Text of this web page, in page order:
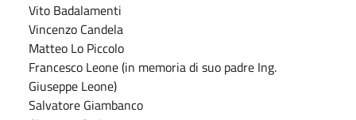
Vito Badalamenti
Vincenzo Candela
Matteo Lo Piccolo
Francesco Leone (in memoria di suo padre Ing.
Giuseppe Leone)
Salvatore Giambanco